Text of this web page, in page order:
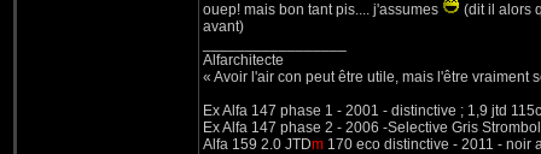
ouep! mais bon tant pis.... j'assumes
(dit il alors
avant)
Alfarchitecte
« Avoir l'air con peut être utile, mais l'être vraiment
Ex Alfa 147 phase 1 - 2001 - distinctive ; 1,9 jtd
Ex Alfa 147 phase 2 - 2006 -Selective Gris
Alfa 159 2.0 JTDm 170 eco distinctive - 2011 - noir